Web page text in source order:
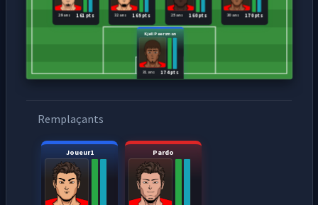
Kjell Peersman
174 pts
31 ans
161 pts
29 ans 169 pts
32 ans 160 pts
25 ans 170 pts
30 ans
Remplaçants
Joueur1 Pardo